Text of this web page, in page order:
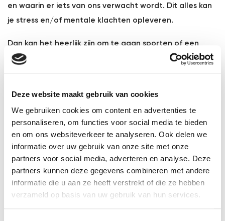
Deze website maakt gebruik van cookies
We gebruiken cookies om content en advertenties te
personaliseren, om functies voor social media te bieden
en om ons websiteverkeer te analyseren. Ook delen we
informatie over uw gebruik van onze site met onze
partners voor social media, adverteren en analyse. Deze
partners kunnen deze gegevens combineren met andere
informatie die u aan ze heeft verstrekt of die ze hebben
verzameld op basis van uw gebruik van hun services.
en waarin er iets van ons verwacht wordt. Dit alles kan
je stress en/of mentale klachten opleveren.
Dan kan het heerlijk zijn om te gaan sporten of een
lange wandeling in de buitenlucht te maken, om je
overvolle hoofd leeg te krijgen
Bewegen bij stress en
mentale klachten
Dat bewegen je kan helpen om stress te verhelpen of zelfs
kan helpen bij angst en depressie is al eerder aangetoond.
Maar hoe kan dat? En wat werkt voor jou?
Ten eerste komen er door beweging allerlei stofjes vrij in ons
lichaam zoals endorfine die de mentale staat op een